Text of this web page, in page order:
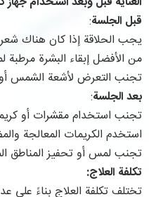
قبل الجلسة:
يجب الحلاقة إذا كان هناك
من الأفضل إبقاء البشرة
تجنب التعرض لأشعة الشمس أو
بعد الجلسة:
تجنب استخدام مقشرات أو
استخدم الكريمات المعالجة
تجنب لمس أو تحفيز المناطق
تكلفة العلاج:
تختلف تكلفة العلاج بناءً على